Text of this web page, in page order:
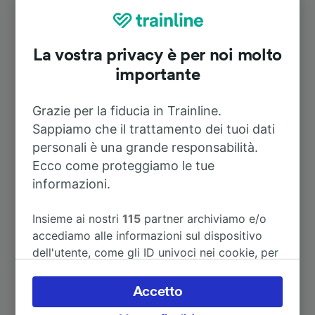
A Francoforte sul meno (stazione
A Norimberga 3h 21m
A Stoccarda Centrale
A Amsterdam 4h 50m
A Friburgo (Brisgovia) Centrale
La vostra privacy è per noi molto
importante
Grazie per la fiducia in Trainline.
Sappiamo che il trattamento dei tuoi dati
personali è una grande responsabilità.
Ecco come proteggiamo le tue
informazioni.
Insieme ai nostri115 partner archiviamo e/o
accediamo alle informazioni sul dispositivo
dell'utente, come gli ID univoci nei cookie, per
accettare o gestire le proprie scelte facendo
clic di seguito, tra cui il proprio diritto di
Accetto